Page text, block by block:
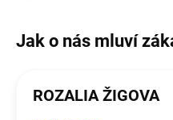
ROZALIA ŽIGOVA